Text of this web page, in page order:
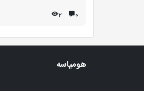
۰ 2
هومیاسه